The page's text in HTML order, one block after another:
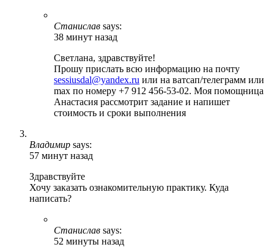
Станислав says:
38 минут назад
Светлана, здравствуйте!
Прошу прислать всю информацию на почту
sessiusdal@yandex.ru или на ватсап/телеграмм или
max по номеру +7 912 456-53-02. Моя помощница
Анастасия рассмотрит задание и напишет
стоимость и сроки выполнения
Владимир says:
57 минут назад
Здравствуйте
Хочу заказать ознакомительную практику. Куда
написать?
Станислав says:
52 минуты назад